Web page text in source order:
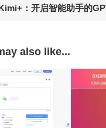
：开启智能助手的
also like...